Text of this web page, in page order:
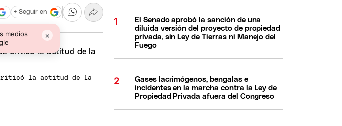
medios
×
+ Seguir en
criticó la actitud de la
El Senado aprobó la sanción de una
diluida versión del proyecto de propiedad
privada, sin Ley de Tierras ni Manejo del
Fuego
Gases lacrimógenos, bengalas e
incidentes en la marcha contra la Ley de
Propiedad Privada afuera del Congreso